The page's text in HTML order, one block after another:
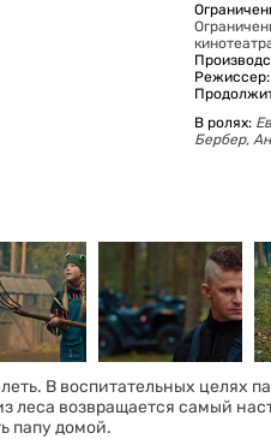
Режиссер:
В ролях:
Бербер,
В воспитательных целях
леса возвращается самый
папу домой.